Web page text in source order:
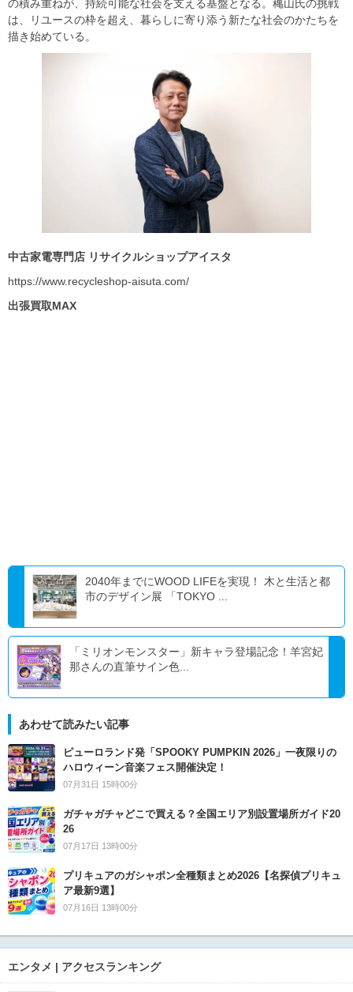
の積み重ねが、持続可能な社会を支える基盤となる。穐山氏の挑戦
は、リユースの枠を超え、暮らしに寄り添う新たな社会のかたちを
描き始めている。
中古家電専門店 リサイクルショップアイスタ
https://www.recycleshop-aisuta.com/
出張買取MAX
2040年までにWOOD LIFEを実現！ 木と生活と都
市のデザイン展 「TOKYO ...
「ミリオンモンスター」新キャラ登場記念！羊宮妃
那さんの直筆サイン色...
あわせて読みたい記事
ピューロランド発「SPOOKY PUMPKIN 2026」一夜限りの
ハロウィーン音楽フェス開催決定！
07月31日 15時00分
ガチャガチャどこで買える？全国エリア別設置場所ガイド20
26
07月17日 13時00分
プリキュアのガシャポン全種類まとめ2026【名探偵プリキュ
ア最新9選】
07月16日 13時00分
エンタメ | アクセスランキング